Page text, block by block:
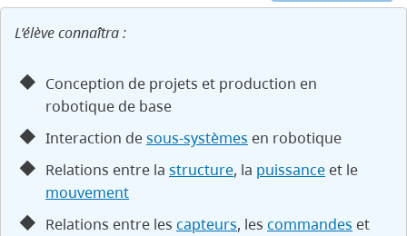
L’élève connaîtra :
Conception de projets et production en
robotique de base
Interaction desous-systèmes en robotique
Relations entre la structure, la puissance et le
mouvement
Relations entre les capteurs, les commandes et